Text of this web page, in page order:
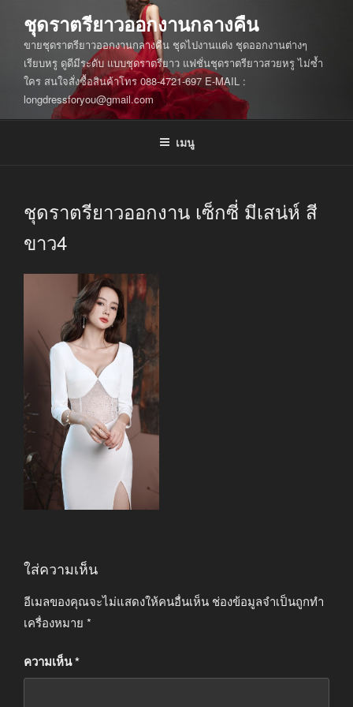
บทความ
ชุดราตรียาวออกงานกลางคืน
ขายชุดราตรียาวออกงานกลางคืน ชุดไปงานแต่ง ชุดออกงานต่างๆ
เรียบหรู ดูดีมีระดับ แบบชุดราตรียาว แฟชั่นชุดราตรียาวสวยหรู ไม่ซ้ำ
ใคร สนใจสั่งซื้อสินค้าโทร 088-4721-697 E-MAIL :
longdressforyou@gmail.com
เมนู
ชุดราตรียาวออกงาน เซ็กซี่ มีเสน่ห์ สี
ขาว4
ใส่ความเห็น
อีเมลของคุณจะไม่แสดงให้คนอื่นเห็น ช่องข้อมูลจำเป็นถูกทำ
เครื่องหมาย *
ความเห็น*